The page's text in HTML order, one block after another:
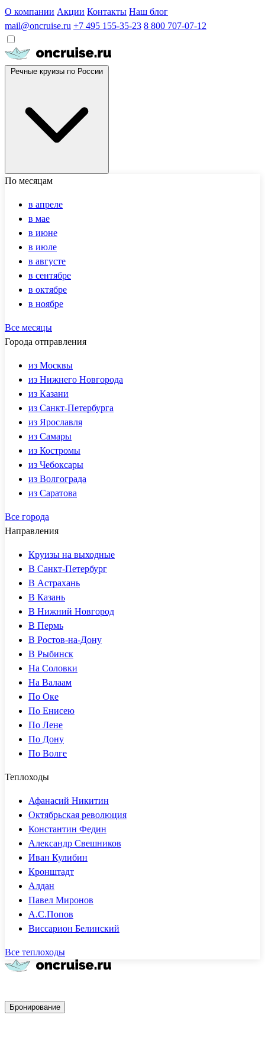
О компании Акции Контакты Наш блог
mail@oncruise.ru +7 495 155-35-23 8 800 707-07-12
По месяцам
в апреле
в мае
в июне
в июле
в августе
в сентябре
в октябре
в ноябре
Все месяцы
Города отправления
из Москвы
из Нижнего Новгорода
из Казани
из Санкт-Петербурга
из Ярославля
из Самары
из Костромы
из Чебоксары
из Волгограда
из Саратова
Все города
Направления
Круизы на выходные
В Санкт-Петербург
В Астрахань
В Казань
В Нижний Новгород
В Пермь
В Ростов-на-Дону
В Рыбинск
На Соловки
На Валаам
По Оке
По Енисею
По Лене
По Дону
По Волге
Теплоходы
Афанасий Никитин
Октябрьская революция
Константин Федин
Александр Свешников
Иван Кулибин
Кронштадт
Алдан
Павел Миронов
А.С.Попов
Виссарион Белинский
Все теплоходы
Бронирование